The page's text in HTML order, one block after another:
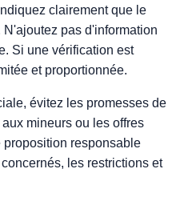
clairement que le
pas d'information
Si une vérification est
et proportionnée.
évitez les promesses de
mineurs ou les offres
responsable
les restrictions et